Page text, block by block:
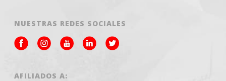
NUESTRAS REDES SOCIALES
AFILIADOS A: